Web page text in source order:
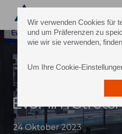
Wir verwenden Cookies für
und um Präferenzen zu
wie wir sie verwenden,
Um Ihre Cookie-
EvoFilm
24 Oktober 2023